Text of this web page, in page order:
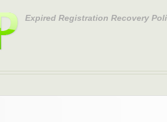
Expired Registration Recovery